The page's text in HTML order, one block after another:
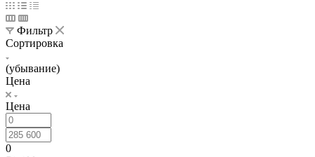
Фильтр
Сортировка
(убывание)
Цена
Цена
0